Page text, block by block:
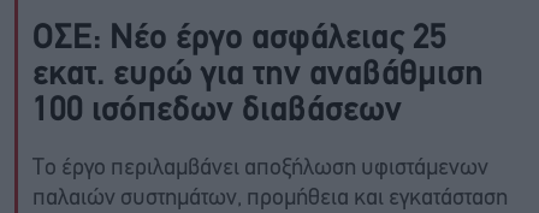
ΟΣΕ: Νέο έργο ασφάλειας 25
εκατ. ευρώ για την αναβάθμιση
100 ισόπεδων διαβάσεων
Το έργο περιλαμβάνει αποξήλωση υφιστάμενων
παλαιών συστημάτων, προμήθεια και εγκατάσταση